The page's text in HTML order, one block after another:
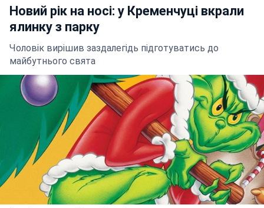
Новий рік на носі: у Кременчуці вкрали
ялинку з парку
Чоловік вирішив заздалегідь підготуватись до
майбутнього свята